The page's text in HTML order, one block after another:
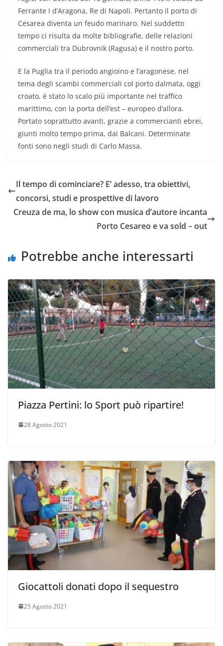
Ferrante I d’Aragona, Re di Napoli. Pertanto il porto di
Cesarea diventa un feudo marinaro. Nel suddetto
tempo ci risulta da molte bibliografie, delle relazioni
commerciali tra Dubrovnik (Ragusa) e il nostro porto.
E la Puglia tra il periodo angioino e l’aragonese, nel
tema degli scambi commerciali col porto dalmata, oggi
croato, è stato lo scalo più importante nel traffico
marittimo, con la porta dell’est – europeo d’allora.
Portato soprattutto avanti, grazie a commercianti ebrei,
giunti molto tempo prima, dai Balcani. Determinate
fonti sono negli studi di Carlo Massa.
Il tempo di cominciare? E’ adesso, tra obiettivi,
concorsi, studi e prospettive di lavoro
Creuza de ma, lo show con musica d’autore incanta
Porto Cesareo e va sold – out
Potrebbe anche interessarti
Piazza Pertini: lo Sport può ripartire!
28 Agosto 2021
Giocattoli donati dopo il sequestro
25 Agosto 2021